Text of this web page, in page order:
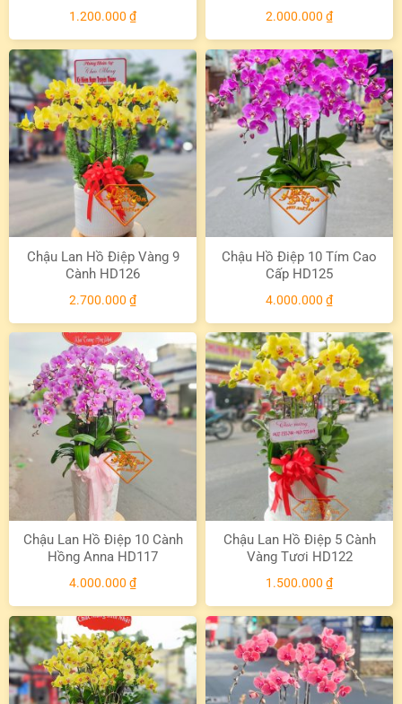
1.200.000 ₫ 2.000.000 ₫
Chậu Lan Hồ Điệp Vàng 9
Cành HD126
2.700.000 ₫
Chậu Hồ Điệp 10 Tím Cao
Cấp HD125
4.000.000 ₫
Chậu Lan Hồ Điệp 10 Cành
Hồng Anna HD117
4.000.000 ₫
Chậu Lan Hồ Điệp 5 Cành
Vàng Tươi HD122
1.500.000 ₫